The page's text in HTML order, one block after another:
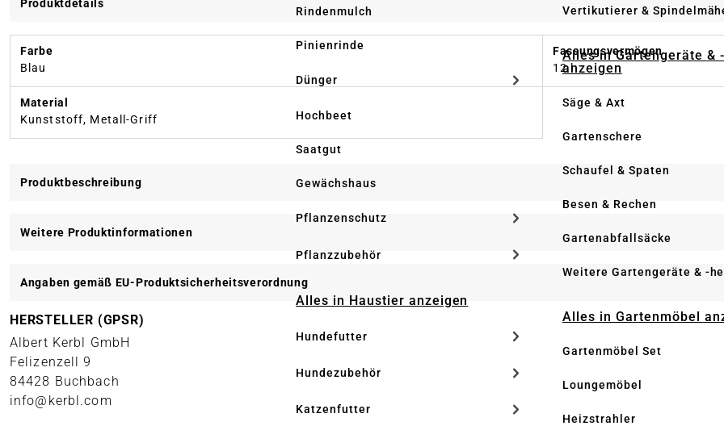
Rindenmulch
Pinienrinde
Dünger
Hochbeet
Saatgut
Gewächshaus
Pflanzenschutz
Pflanzzubehör
Alles in Haustier anzeigen
Hundefutter
Hundezubehör
Katzenfutter
Vertikutierer &
Alles in Gartengeräte &
anzeigen
Säge & Axt
Gartenschere
Schaufel & Spaten
Besen & Rechen
Gartenabfallsäcke
Weitere Gartengeräte & -
Alles in Gartenmöbel
Gartenmöbel Set
Loungemöbel
Heizstrahler
Produktdetails
Farbe
Blau
Fassungsvermögen
12 l
Material
Kunststoff, Metall-Griff
Produktbeschreibung
Weitere Produktinformationen
Angaben gemäß EU-Produktsicherheitsverordnung
HERSTELLER (GPSR)
Albert Kerbl GmbH
Felizenzell 9
84428 Buchbach
info@kerbl.com